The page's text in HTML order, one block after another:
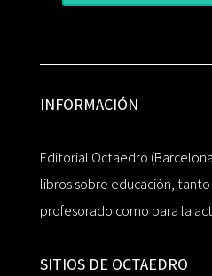
INFORMACIÓN
Editorial Octaedro
libros sobre educación,
profesorado como para la
SITIOS DE OCTAEDRO